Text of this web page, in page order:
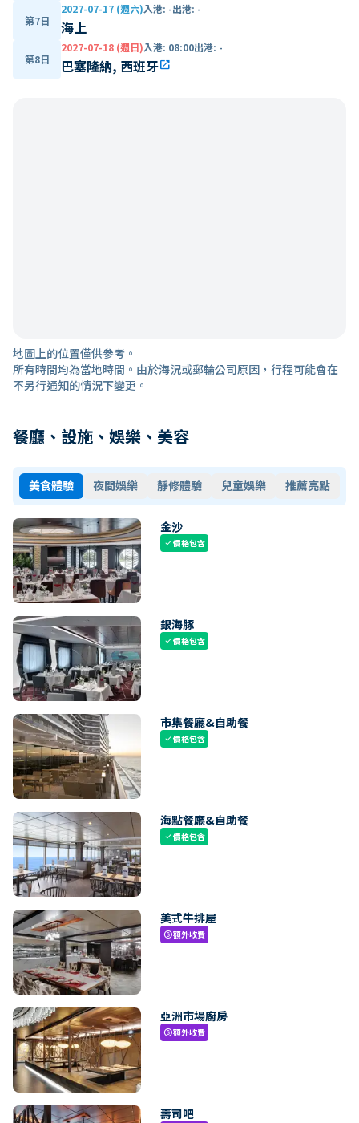
第7日
2027-07-17 (週六)入港: -出港: -
海上
第8日
2027-07-18 (週日)入港: 08:00出港: -
巴塞隆納, 西班牙open_in_new
地圖上的位置僅供參考。
所有時間均為當地時間。由於海況或郵輪公司原因，行程可能會在
不另行通知的情況下變更。
餐廳、設施、娛樂、美容
美食體驗 夜間娛樂 靜修體驗 兒童娛樂 推薦亮點
金沙
check價格包含
銀海豚
check價格包含
市集餐廳&自助餐
check價格包含
海點餐廳&自助餐
check價格包含
美式牛排屋
paid額外收費
亞洲市場廚房
paid額外收費
壽司吧